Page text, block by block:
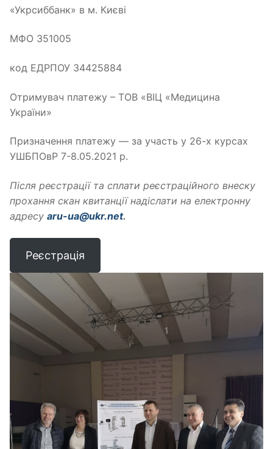
«Укрсиббанк» в м. Києві
МФО 351005
код ЕДРПОУ 34425884
Отримувач платежу – ТОВ «ВІЦ «Медицина
України»
Призначення платежу — за участь у 26-х курсах
УШБПОвР 7-8.05.2021 р.
Після реєстрації та сплати реєстраційного внеску
прохання скан квитанції надіслати на електронну
адресу aru-ua@ukr.net.
Реєстрація